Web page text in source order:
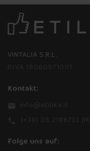
VINTALIA S.R.L.
Kontakt:
Folge uns auf: